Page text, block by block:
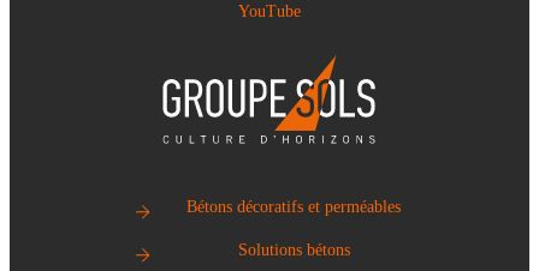
YouTube
Bétons décoratifs et perméables
Solutions bétons